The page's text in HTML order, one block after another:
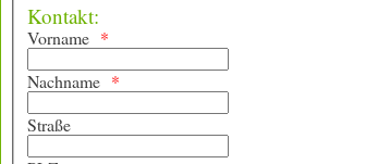
Kontakt:
Vorname
Nachname
Straße